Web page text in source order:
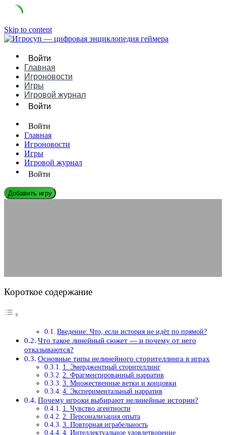
Skip to content
Войти
Главная
Игроновости
Игры
Игровой журнал
Войти
Войти
Главная
Игроновости
Игры
Игровой журнал
Войти
Добавить игру
Короткое содержание
Введение: Что, если история не идёт по прямой?
Что такое линейный сюжет — и почему от него
отказываются?
Основные типы нелинейного сторителлинга в играх
1. Эмерджентный сторителлинг
2. Фрагментированный нарратив
3. Множественные ветки и концовки
4. Экспериментальный нарратив
Почему игроки выбирают нелинейные истории?
1. Чувство агентности
2. Персонализация опыта
3. Повторная играбельность
4. Интеллектуальное удовлетворение